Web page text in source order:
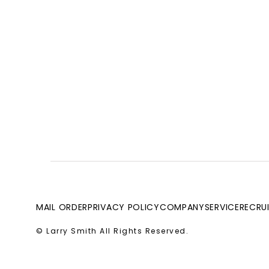
MAIL ORDERPRIVACY POLICYCOMPANYSERVICE
© Larry Smith All Rights Reserved.